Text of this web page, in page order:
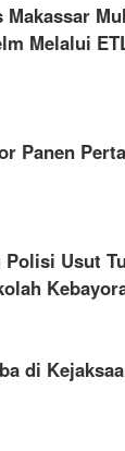
Melalui
Panen
Usut
di